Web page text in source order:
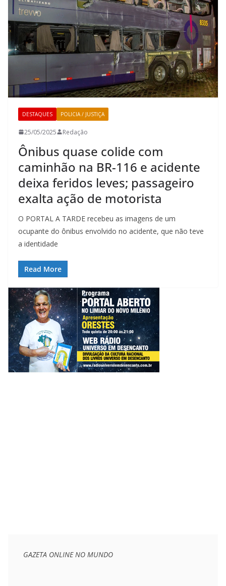
DESTAQUES POLICIA / JUSTIÇA
25/05/2025 Redação
Ônibus quase colide com
caminhão na BR-116 e acidente
deixa feridos leves; passageiro
exalta ação de motorista
O PORTAL A TARDE recebeu as imagens de um
ocupante do ônibus envolvido no acidente, que não teve
a identidade
Read More
GAZETA ONLINE NO MUNDO